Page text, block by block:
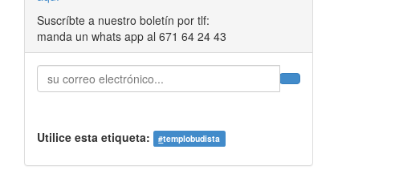
Suscríbte a nuestro boletín por tlf:
manda un whats app al 671 64 24 43
Utilice esta etiqueta: #templobudista